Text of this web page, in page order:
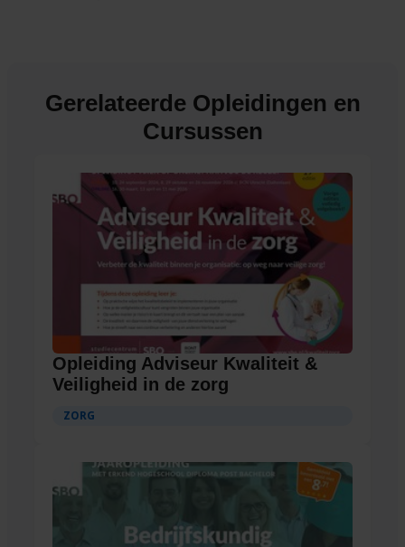
Gerelateerde Opleidingen en
Cursussen
Opleiding Adviseur Kwaliteit &
Veiligheid in de zorg
ZORG